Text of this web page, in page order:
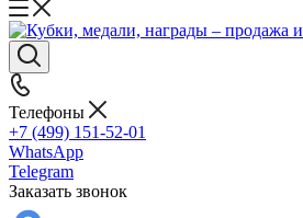
Телефоны
+7 (499) 151-52-01
WhatsApp
Telegram
Заказать звонок